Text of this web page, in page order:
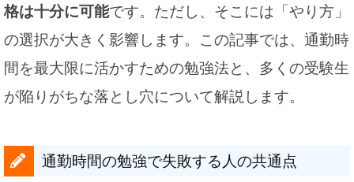
格は十分に可能です。ただし、そこには「やり方」
の選択が大きく影響します。この記事では、通勤時
間を最大限に活かすための勉強法と、多くの受験生
が陥りがちな落とし穴について解説します。
通勤時間の勉強で失敗する人の共通点